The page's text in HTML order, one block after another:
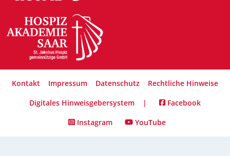
Kontakt Impressum Datenschutz
Rechtliche Hinweise
Digitales Hinweisgebersystem
|
Facebook
Instagram
YouTube